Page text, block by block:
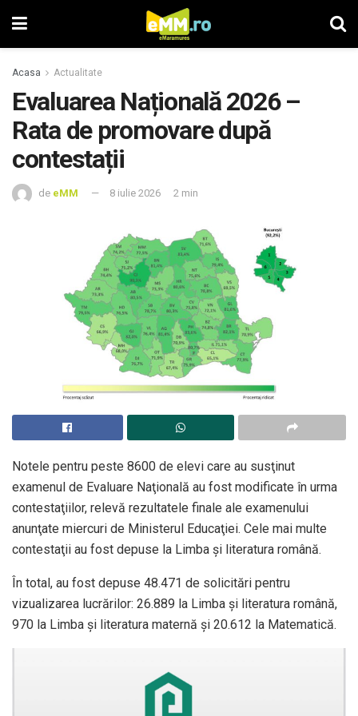
Acasa Actualitate
Evaluarea Națională 2026 –
Rata de promovare după
contestații
de eMM 8 iulie 2026 2 min
Notele pentru peste 8600 de elevi care au susţinut
examenul de Evaluare Naţională au fost modificate în urma
contestaţiilor, relevă rezultatele finale ale examenului
anunţate miercuri de Ministerul Educaţiei. Cele mai multe
contestaţii au fost depuse la Limba şi literatura română.
În total, au fost depuse 48.471 de solicitări pentru
vizualizarea lucrărilor: 26.889 la Limba şi literatura română,
970 la Limba şi literatura maternă şi 20.612 la Matematică.